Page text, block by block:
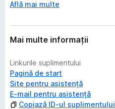
Află mai multe
Mai multe informații
Linkurile suplimentului
Pagină de start
Site pentru asistență
E-mail pentru asistență
Copiază ID-ul suplimentului